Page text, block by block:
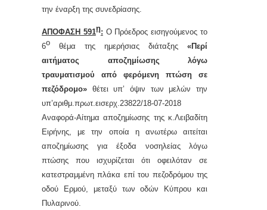
την έναρξη της συνεδρίασης.
ΑΠΟΦΑΣΗ 591η: Ο Πρόεδρος εισηγούμενος το
6ο θέμα της ημερήσιας διάταξης «Περί
αιτήματος αποζημίωσης λόγω
τραυματισμού από φερόμενη πτώση σε
πεζόδρομο» θέτει υπ’ όψιν των μελών την
υπ’αριθμ.πρωτ.εισερχ.23822/18-07-2018
Αναφορά-Αίτημα αποζημίωσης της κ.Λειβαδίτη
Ειρήνης, με την οποία η ανωτέρω αιτείται
αποζημίωσης για έξοδα νοσηλείας λόγω
πτώσης που ισχυρίζεται ότι οφειλόταν σε
κατεστραμμένη πλάκα επί του πεζοδρόμου της
οδού Ερμού, μεταξύ των οδών Κύπρου και
Πυλαρινού.